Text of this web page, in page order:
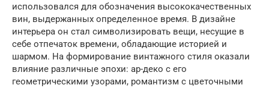
использовался для обозначения высококачественных
вин, выдержанных определенное время. В дизайне
интерьера он стал символизировать вещи, несущие в
себе отпечаток времени, обладающие историей и
шармом. На формирование винтажного стиля оказали
влияние различные эпохи: ар-деко с его
геометрическими узорами, романтизм с цветочными